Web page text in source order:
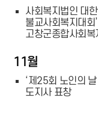
사회복지법인 대
불교사회복지대회’
고창군종합사회
11월
‘제25회 노인의
도지사 표창